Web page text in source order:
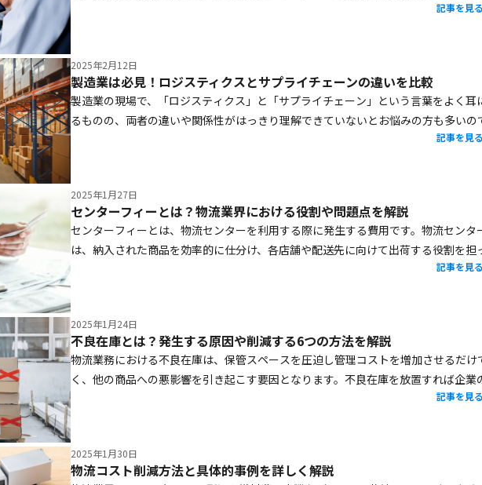
なく、持続可能な事業運営を支える基盤になります。本記事では、花王・トヨタ自動
ントを導入する際のポイントや効果的な活用方法を解説しますので、最後までご覧
さい。
記事を見る
2025年2月12日
製造業は必見！ロジスティクスとサプライチェーンの違いを比較
製造業の現場で、「ロジスティクス」と「サプライチェーン」という言葉をよく耳
るものの、両者の違いや関係性がはっきり理解できていないとお悩みの方も多いの
ないでしょうか。昨今のグローバルな環境変化により、両者の適切な連携はビジネ
かりやすく解説します。物流改革やサプライチェーン最適化をお考えの経営者・物
当者は、ぜひ参考にしてください。
記事を見る
2025年1月27日
センターフィーとは？物流業界における役割や問題点を解説
センターフィーとは、物流センターを利用する際に発生する費用です。物流センタ
は、納入された商品を効率的に仕分け、各店舗や配送先に向けて出荷する役割を担
います。このプロセスの中で発生するコストをカバーするために、センターフィー
も山積みです。本記事ではセンターフィーの基本的な仕組みや費用設定の方法、物
界が直面する課題について解説します。
記事を見る
2025年1月24日
不良在庫とは？発生する原因や削減する6つの方法を解説
物流業務における不良在庫は、保管スペースを圧迫し管理コストを増加させるだけ
く、他の商品への悪影響を引き起こす要因となります。不良在庫を放置すれば企業
営に負の作用をもたらす可能性があるため、原因を正確に把握し適切な対策を講じ
記事を見る
2025年1月30日
物流コスト削減方法と具体的事例を詳しく解説